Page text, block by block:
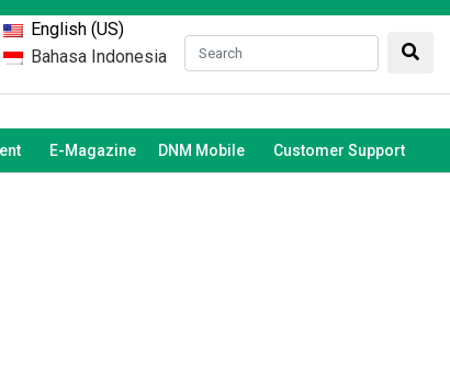
English (US)
Bahasa Indonesia
E-Magazine DNM Mobile Customer Support